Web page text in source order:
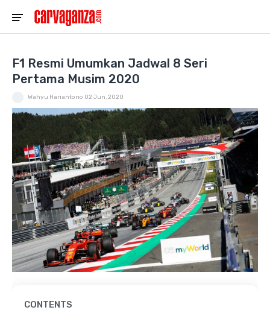
F1 Resmi Umumkan Jadwal 8 Seri
Pertama Musim 2020
Wahyu Hariantono 02 Jun, 2020
CONTENTS